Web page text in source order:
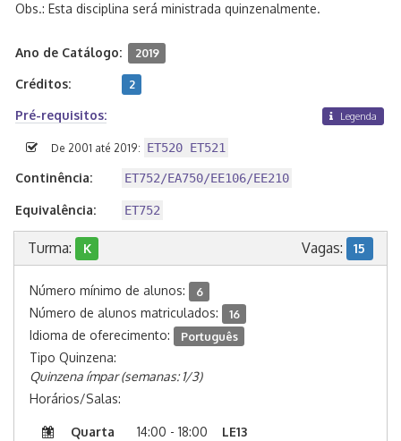
Obs.: Esta disciplina será ministrada quinzenalmente.
Ano de Catálogo: 2019
Créditos: 2
Pré-requisitos: Legenda
De 2001 até 2019: ET520 ET521
Continência: ET752/EA750/EE106/EE210
Equivalência: ET752
Turma: K Vagas: 15
Número mínimo de alunos: 6
Número de alunos matriculados: 16
Idioma de oferecimento: Português
Tipo Quinzena:
Quinzena ímpar (semanas: 1/3)
Horários/Salas:
Quarta 14:00 - 18:00
LE13